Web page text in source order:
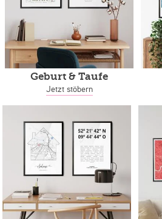
Geburt & Taufe
Jetzt stöbern